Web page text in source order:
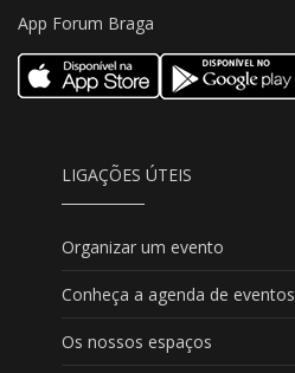
App Forum Braga
LIGAÇÕES ÚTEIS
Organizar um evento
Conheça a agenda de eventos
Os nossos espaços